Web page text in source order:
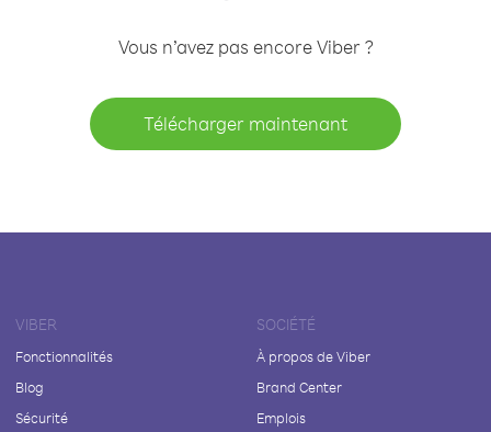
Vous n’avez pas encore Viber ?
Télécharger maintenant
VIBER
Fonctionnalités
Blog
Sécurité
SOCIÉTÉ
À propos de Viber
Brand Center
Emplois